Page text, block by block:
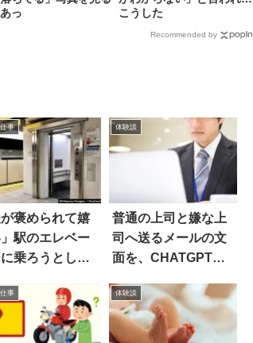
っ
こうした
Recommended by
事
が褒められて嬉
」駅のエレベー
乗ろうとした
体験談
普通の上司と嫌な上
司へ送るメールの文
面を、CHATGPTに
事 体験談